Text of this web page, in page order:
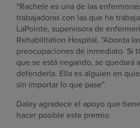
“Rachele es una de las
trabajadoras con las que he
LaPointe, supervisora de
Rehabilitation Hospital. “Aborda
preocupaciones de inmediato. Si
que se está negando, se quedará
defenderla. Ella es alguien en
sin importar lo que pase”.
Daley agradece el apoyo que
hacer posible este premio.